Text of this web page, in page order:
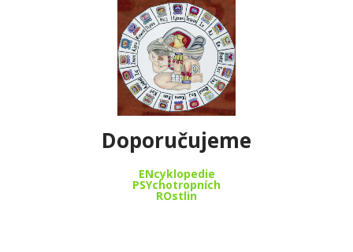
Doporučujeme
ENcyklopedie
PSYchotropních
ROstlin